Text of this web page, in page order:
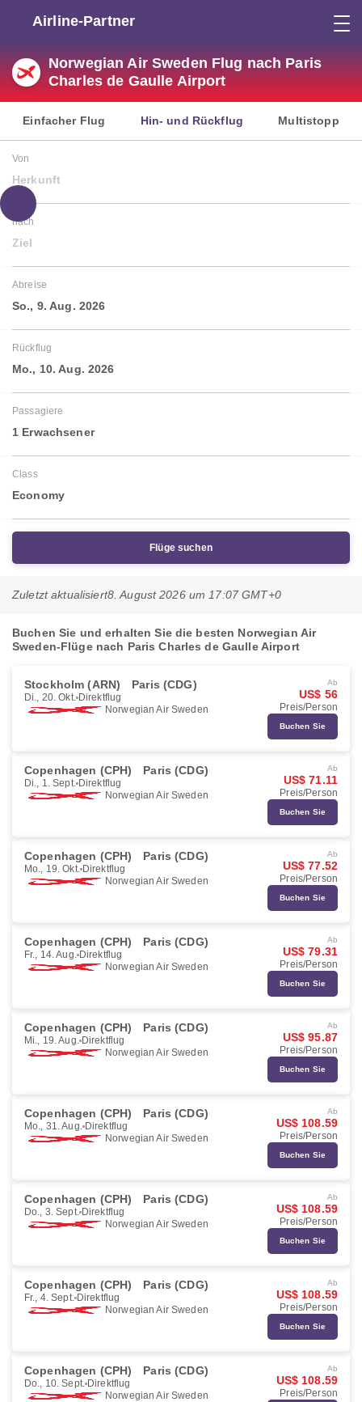
Airline-Partner
Norwegian Air Sweden Flug nach Paris
Charles de Gaulle Airport
Einfacher Flug Hin- und Rückflug Multistopp
Von
Herkunft
nach
Ziel
Abreise
So., 9. Aug. 2026
Rückflug
Mo., 10. Aug. 2026
Passagiere
1 Erwachsener
Class
Economy
Flüge suchen
Zuletzt aktualisiert8. August 2026 um 17:07 GMT+0
Buchen Sie und erhalten Sie die besten Norwegian Air
Sweden-Flüge nach Paris Charles de Gaulle Airport
Stockholm (ARN) Paris (CDG)
Di., 20. Okt. Direktflug
Norwegian Air Sweden
Ab
US$ 56
Preis/Person
Buchen Sie
Copenhagen (CPH) Paris (CDG)
Di., 1. Sept. Direktflug
Norwegian Air Sweden
Ab
US$ 71.11
Preis/Person
Buchen Sie
Copenhagen (CPH) Paris (CDG)
Mo., 19. Okt. Direktflug
Norwegian Air Sweden
Ab
US$ 77.52
Preis/Person
Buchen Sie
Copenhagen (CPH) Paris (CDG)
Fr., 14. Aug. Direktflug
Norwegian Air Sweden
Ab
US$ 79.31
Preis/Person
Buchen Sie
Copenhagen (CPH) Paris (CDG)
Mi., 19. Aug. Direktflug
Norwegian Air Sweden
Ab
US$ 95.87
Preis/Person
Buchen Sie
Copenhagen (CPH) Paris (CDG)
Mo., 31. Aug. Direktflug
Norwegian Air Sweden
Ab
US$ 108.59
Preis/Person
Buchen Sie
Copenhagen (CPH) Paris (CDG)
Do., 3. Sept. Direktflug
Norwegian Air Sweden
Ab
US$ 108.59
Preis/Person
Buchen Sie
Copenhagen (CPH) Paris (CDG)
Fr., 4. Sept. Direktflug
Norwegian Air Sweden
Ab
US$ 108.59
Preis/Person
Buchen Sie
Copenhagen (CPH) Paris (CDG)
Do., 10. Sept. Direktflug
Norwegian Air Sweden
Ab
US$ 108.59
Preis/Person